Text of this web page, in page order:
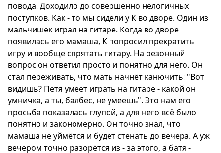
повода. Доходило до совершенно нелогичных
поступков. Как - то мы сидели у К во дворе. Один из
мальчишек играл на гитаре. Когда во дворе
появилась его мамаша, К попросил прекратить
игру и вообще спрятать гитару. На резонный
вопрос он ответил просто и понятно для него. Он
стал переживать, что мать начнёт канючить: "Вот
видишь? Петя умеет играть на гитаре - какой он
умничка, а ты, балбес, не умеешь". Это нам его
просьба показалась глупой, а для него всё было
понятно и закономерно. Он точно знал, что
мамаша не уймётся и будет стенать до вечера. А уж
вечером точно разорётся из - за этого, а батя -